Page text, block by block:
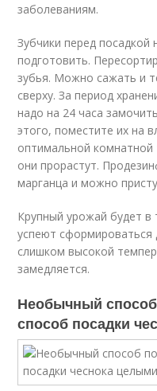
заболеваниям.
Зубчики перед посадкой
подготовить.
зубья. Можно сажать и
сверху. За период
надо на 24 часа
этого, поместите их на
оптимальной
они прорастут.
марганца и можно
Крупный урожай будет в
успеют сформироваться
слишком высокой
замедляется.
Необычный
способ посадки